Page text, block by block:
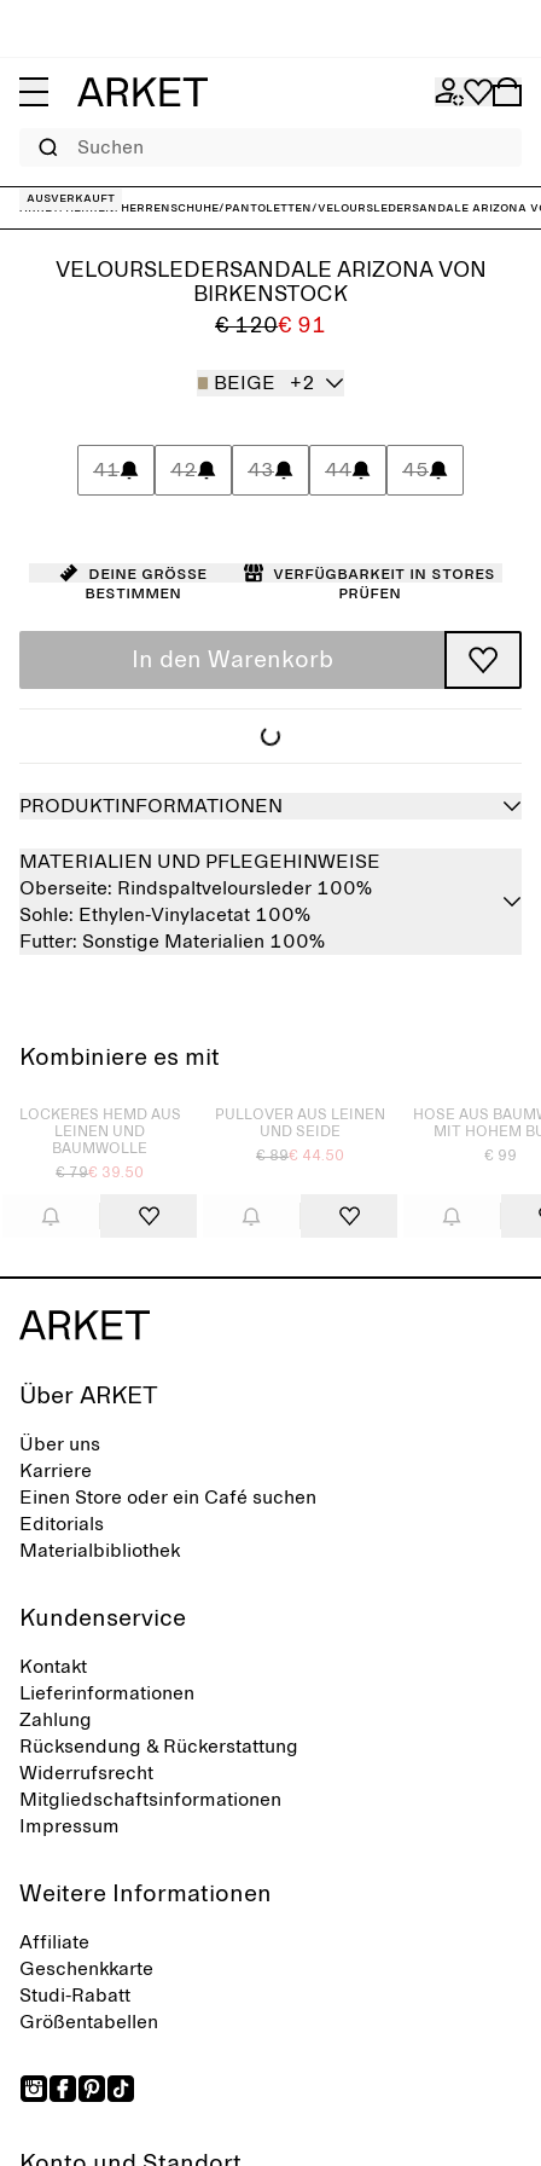
Suchen
ARKET/ Herren/ Herrenschuhe/Pantoletten/Veloursledersandale Arizona
Ausverkauft
VELOURSLEDERSANDALE ARIZONA VON
BIRKENSTOCK
€ 120€ 91
BEIGE +2
41 42 43 44 45
Deine Größe
bestimmen
Verfügbarkeit in Stores
prüfen
In den Warenkorb
PRODUKTINFORMATIONEN
MATERIALIEN UND PFLEGEHINWEISE
Oberseite: Rindspaltveloursleder 100%
Sohle: Ethylen-Vinylacetat 100%
Futter: Sonstige Materialien 100%
Kombiniere es mit
LOCKERES HEMD AUS
LEINEN UND
BAUMWOLLE
€ 79€ 39.50
PULLOVER AUS LEINEN
UND SEIDE
€ 89€ 44.50
HOSE AUS
MIT HOHEM
€ 99
Über ARKET
Über uns
Karriere
Einen Store oder ein Café suchen
Editorials
Materialbibliothek
Kundenservice
Kontakt
Lieferinformationen
Zahlung
Rücksendung & Rückerstattung
Widerrufsrecht
Mitgliedschaftsinformationen
Impressum
Weitere Informationen
Affiliate
Geschenkkarte
Studi-Rabatt
Größentabellen